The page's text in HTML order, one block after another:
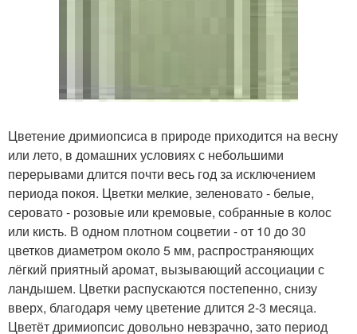
Цветение дримиопсиса в природе приходится на весну
или лето, в домашних условиях с небольшими
перерывами длится почти весь год за исключением
периода покоя. Цветки мелкие, зеленовато - белые,
серовато - розовые или кремовые, собранные в колос
или кисть. В одном плотном соцветии - от 10 до 30
цветков диаметром около 5 мм, распространяющих
лёгкий приятный аромат, вызывающий ассоциации с
ландышем. Цветки распускаются постепенно, снизу
вверх, благодаря чему цветение длится 2-3 месяца.
Цветёт дримиопсис довольно невзрачно, зато период